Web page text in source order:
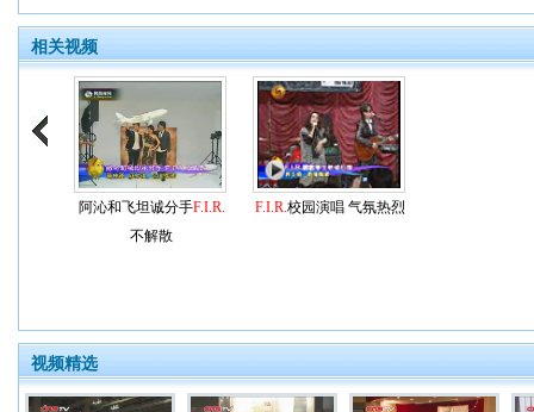
相关视频
阿沁和飞坦诚分手F.I.R.
不解散
F.I.R.校园演唱 气氛热烈
视频精选